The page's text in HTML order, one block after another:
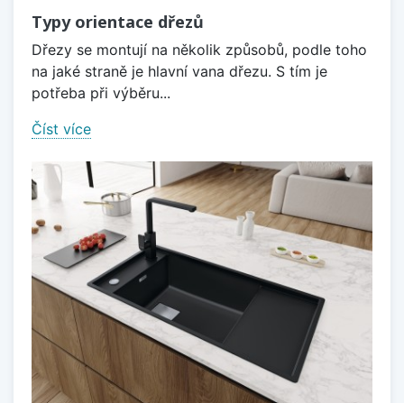
Typy orientace dřezů
Dřezy se montují na několik způsobů, podle toho
na jaké straně je hlavní vana dřezu. S tím je
potřeba při výběru...
Číst více